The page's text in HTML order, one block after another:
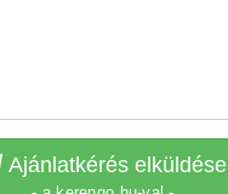
Ajánlatkérés elküldése